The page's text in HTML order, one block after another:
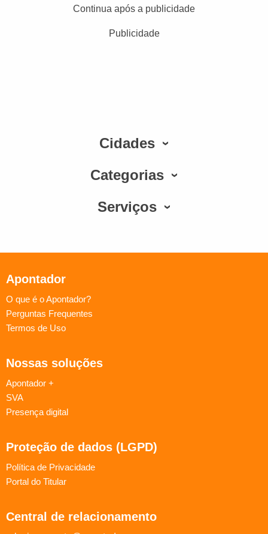
Continua após a publicidade
Publicidade
Cidades
Categorias
Serviços
Apontador
O que é o Apontador?
Perguntas Frequentes
Termos de Uso
Nossas soluções
Apontador +
SVA
Presença digital
Proteção de dados (LGPD)
Política de Privacidade
Portal do Titular
Central de relacionamento